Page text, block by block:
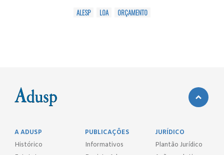
ALESP
LOA ORÇAMENTO
A ADUSP
Histórico
PUBLICAÇÕES
Informativos
JURÍDICO
Plantão Jurídico